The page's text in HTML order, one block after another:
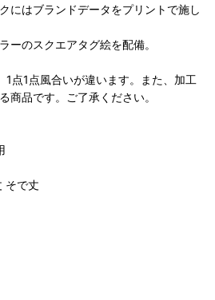
にはブランドデータをプリントで施し
ーのスクエアタグ絵を配備。
点1点風合いが違います。また、加工
商品です。ご了承ください。
そで丈